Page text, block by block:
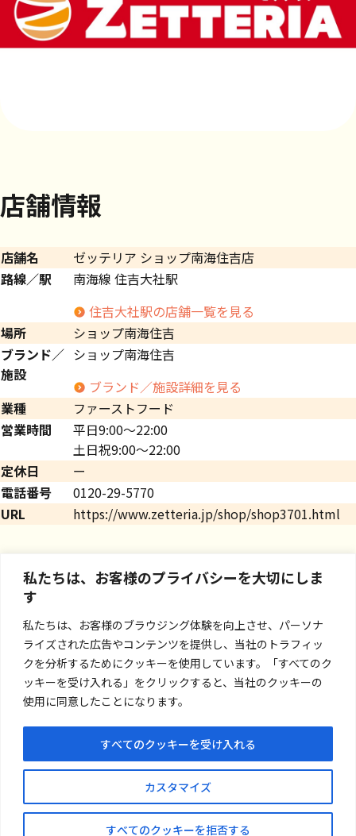
私たちは、お客様のプライバシーを大切にしま
す
私たちは、お客様のブラウジング体験を向上させ、パーソナ
ライズされた広告やコンテンツを提供し、当社のトラフィッ
クを分析するためにクッキーを使用しています。「すべてのク
ッキーを受け入れる」をクリックすると、当社のクッキーの
使用に同意したことになります。
カスタマイズ
すべてのクッキーを拒否する
すべてのクッキーを受け入れる
店舗情報
店舗名
ゼッテリア ショップ南海住吉店
路線／駅
南海線 住吉大社駅
住吉大社駅の店舗一覧を見る
場所
ショップ南海住吉
ブランド／
施設
ショップ南海住吉
ブランド／施設詳細を見る
業種
ファーストフード
営業時間
平日9:00～22:00
土日祝9:00～22:00
定休日
ー
電話番号
0120-29-5770
URL
https://www.zetteria.jp/shop/shop3701.html
お問い合わせ
プライバシーポリシー